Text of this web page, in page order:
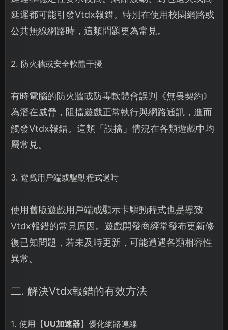
延遲都可能引發Vtdx報錯。特別在使用校園網路或
公共無線網路時，這類問題更為常見。
2. 防火牆或安全軟體干擾
有時電腦的防火牆或防毒軟體會誤判《無畏契約》
為潛在威脅，阻擋遊戲正常執行與網路通訊，進而
觸發Vtdx報錯。這類「誤擋」情況在各類遊戲中均
屬常見。
3. 遊戲用戶端或驅動程式過時
使用舊版遊戲用戶端或顯示卡驅動程式也是導致
Vtdx報錯的常見原因。遊戲開發商經常發布更新修
復已知問題，若未及時更新，可能遭遇各類相容性
異常。
二. 解決Vtdx報錯的有效方法
1. 使用【UU加速器】優化網路連線